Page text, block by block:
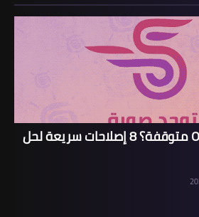
شاشة Oppo Pad Neo متوقفة؟ 8 إصلاحات سريعة لحل